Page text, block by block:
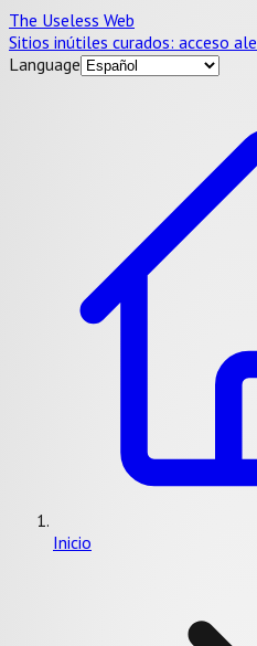
The Useless Web
Sitios inútiles curados: acceso
Language
Inicio